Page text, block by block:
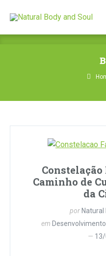
Caminho de
da
por Natural
em